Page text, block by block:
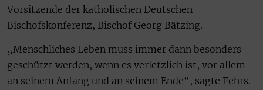
Vorsitzende der katholischen Deutschen
Bischofskonferenz, Bischof Georg Bätzing.
„Menschliches Leben muss immer dann besonders
geschützt werden, wenn es verletzlich ist, vor allem
an seinem Anfang und an seinem Ende“, sagte Fehrs.